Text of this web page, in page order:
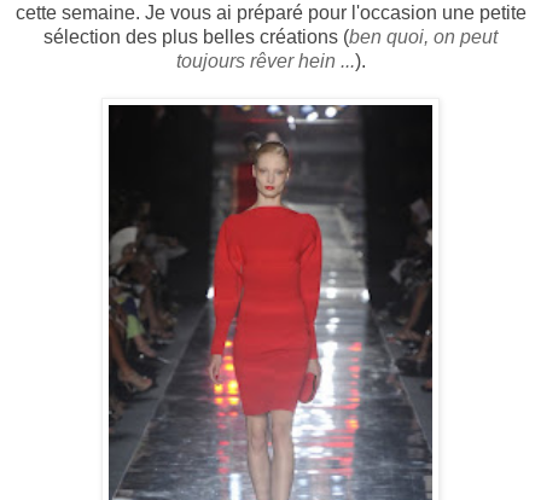
cette semaine. Je vous ai préparé pour l'occasion une petite
sélection des plus belles créations (ben quoi, on peut
toujours rêver hein ...).